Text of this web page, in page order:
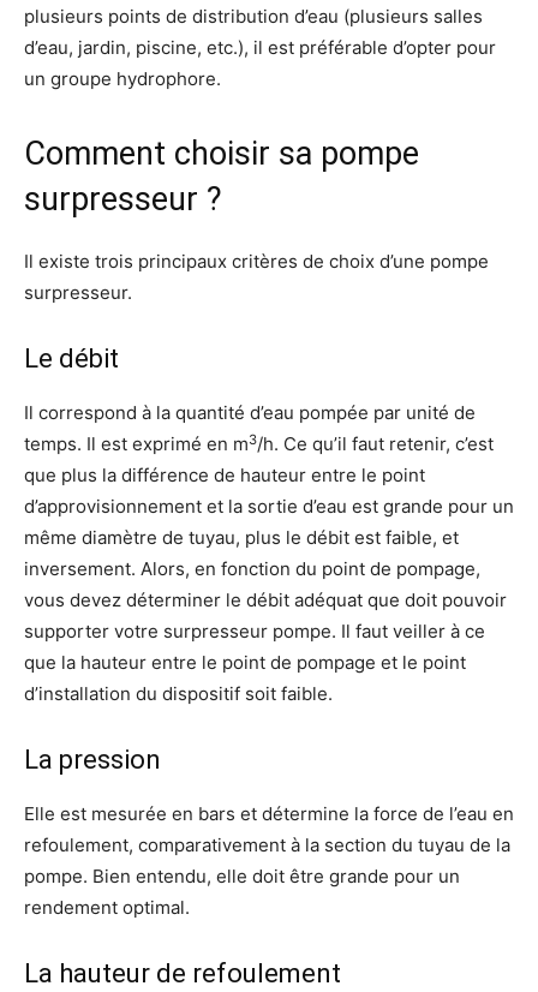
plusieurs points de distribution d’eau (plusieurs salles
d’eau, jardin, piscine, etc.), il est préférable d’opter pour
un groupe hydrophore.
Comment choisir sa pompe
surpresseur ?
Il existe trois principaux critères de choix d’une pompe
surpresseur.
Le débit
Il correspond à la quantité d’eau pompée par unité de
temps. Il est exprimé en m3/h. Ce qu’il faut retenir, c’est
que plus la différence de hauteur entre le point
d’approvisionnement et la sortie d’eau est grande pour un
même diamètre de tuyau, plus le débit est faible, et
inversement. Alors, en fonction du point de pompage,
vous devez déterminer le débit adéquat que doit pouvoir
supporter votre surpresseur pompe. Il faut veiller à ce
que la hauteur entre le point de pompage et le point
d’installation du dispositif soit faible.
La pression
Elle est mesurée en bars et détermine la force de l’eau en
refoulement, comparativement à la section du tuyau de la
pompe. Bien entendu, elle doit être grande pour un
rendement optimal.
La hauteur de refoulement